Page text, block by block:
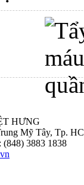
HƯNG
Mỹ Tây, Tp.
3883 1838